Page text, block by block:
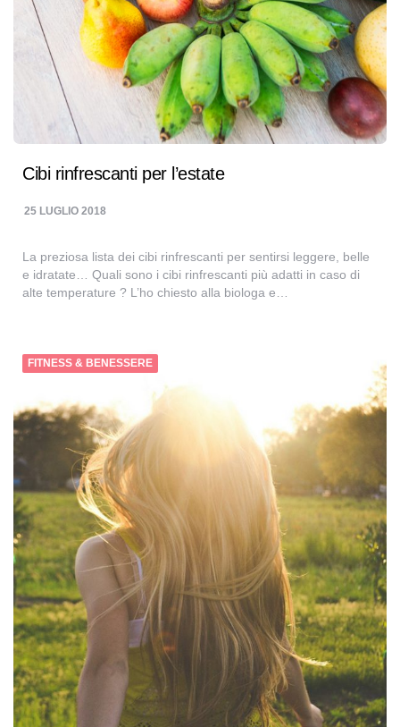
Cibi rinfrescanti per l’estate
25 LUGLIO 2018
La preziosa lista dei cibi rinfrescanti per sentirsi leggere, belle
e idratate… Quali sono i cibi rinfrescanti più adatti in caso di
alte temperature ? L’ho chiesto alla biologa e…
FITNESS & BENESSERE